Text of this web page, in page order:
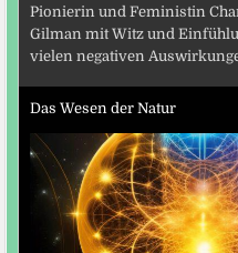
Pionierin und Feministin
Gilman mit Witz und
vielen negativen
Das Wesen der Natur